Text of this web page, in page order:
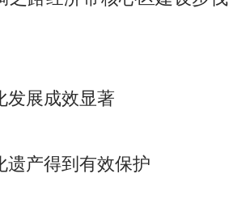
发展成效显著
得到有效保护